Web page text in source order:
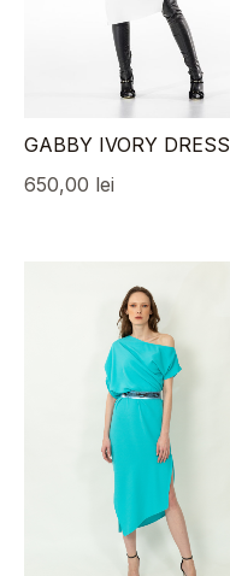
GABBY IVORY DRESS
650,00 lei